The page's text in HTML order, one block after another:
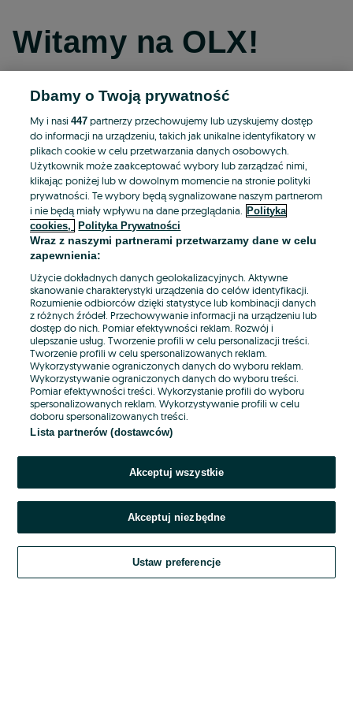
Witamy na OLX!
Kontynuuj przez Facebooka
Kontynuuj przez konto Apple
Kontynuuj przez konto Google
LUB
E-mail
Hasło
Nie pamiętasz hasła?
Zaloguj się
Kontynuując za pośrednictwem jednego z dostawców wskazanych powyżej,
Regulamin serwisu OLX.pl w jego aktualnym brzmieniu.
Dbamy o Twoją prywatność
My i nasi447 partnerzy przechowujemy lub uzyskujemy dostęp
do informacji na urządzeniu, takich jak unikalne identyfikatory w
plikach cookie w celu przetwarzania danych osobowych.
Użytkownik może zaakceptować wybory lub zarządzać nimi,
klikając poniżej lub w dowolnym momencie na stronie polityki
prywatności. Te wybory będą sygnalizowane naszym partnerom
i nie będą miały wpływu na dane przeglądania.
Polityka
cookies,
Polityka Prywatności
Wraz z naszymi partnerami przetwarzamy dane w celu
zapewnienia:
Użycie dokładnych danych geolokalizacyjnych. Aktywne
skanowanie charakterystyki urządzenia do celów identyfikacji.
Rozumienie odbiorców dzięki statystyce lub kombinacji danych
z różnych źródeł. Przechowywanie informacji na urządzeniu lub
dostęp do nich. Pomiar efektywności reklam. Rozwój i
ulepszanie usług. Tworzenie profili w celu personalizacji treści.
Tworzenie profili w celu spersonalizowanych reklam.
Wykorzystywanie ograniczonych danych do wyboru reklam.
Wykorzystywanie ograniczonych danych do wyboru treści.
Pomiar efektywności treści. Wykorzystanie profili do wyboru
spersonalizowanych reklam. Wykorzystywanie profili w celu
doboru spersonalizowanych treści.
Lista partnerów (dostawców)
Akceptuj wszystkie
Akceptuj niezbędne
Ustaw preferencje